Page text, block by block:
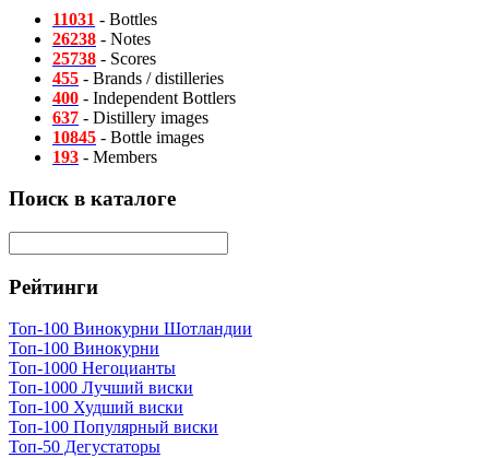
11031 - Bottles
26238 - Notes
25738 - Scores
455 - Brands / distilleries
400 - Independent Bottlers
637 - Distillery images
10845 - Bottle images
193 - Members
Поиск в каталоге
Рейтинги
Топ-100 Винокурни Шотландии
Топ-100 Винокурни
Топ-1000 Негоцианты
Топ-1000 Лучший виски
Топ-100 Худший виски
Топ-100 Популярный виски
Топ-50 Дегустаторы